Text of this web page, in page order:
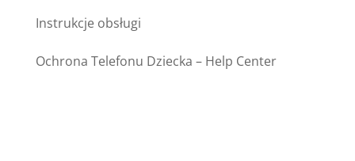
Instrukcje obsługi
Ochrona Telefonu Dziecka – Help Center